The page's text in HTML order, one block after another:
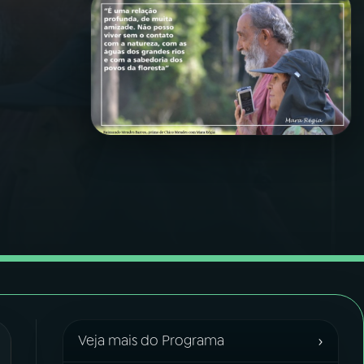
Veja mais do Programa ›